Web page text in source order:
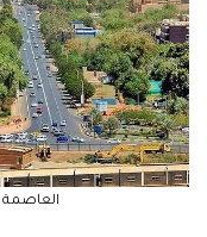
العاصمة